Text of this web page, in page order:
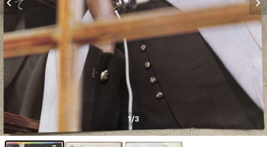
1/3